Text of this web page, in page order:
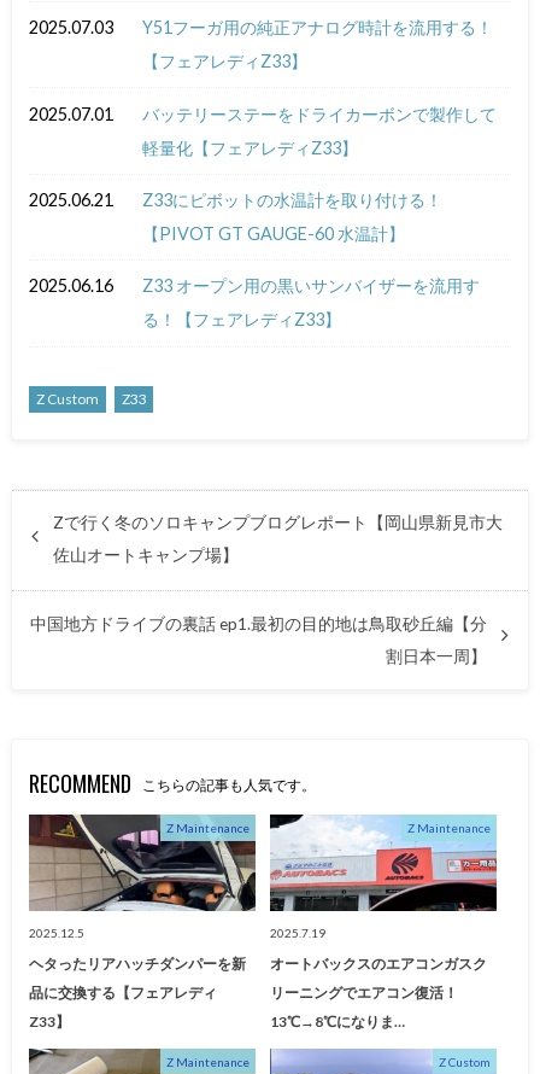
2025.07.03
Y51フーガ用の純正アナログ時計を流用する！
【フェアレディZ33】
2025.07.01
バッテリーステーをドライカーボンで製作して
軽量化【フェアレディZ33】
2025.06.21
Z33にピボットの水温計を取り付ける！
【PIVOT GT GAUGE-60 水温計】
2025.06.16
Z33 オープン用の黒いサンバイザーを流用す
る！【フェアレディZ33】
Z Custom Z33
Zで行く冬のソロキャンプブログレポート【岡山県新見市大
佐山オートキャンプ場】
中国地方ドライブの裏話 ep1.最初の目的地は鳥取砂丘編【分
割日本一周】
RECOMMEND こちらの記事も人気です。
Z Maintenance
2025.12.5
ヘタったリアハッチダンパーを新
品に交換する【フェアレディ
Z33】
Z Maintenance
2025.7.19
オートバックスのエアコンガスク
リーニングでエアコン復活！
13℃→8℃になりま…
Z Maintenance Z Custom